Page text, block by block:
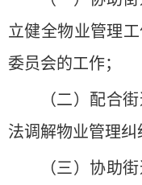
立健全物业管理
委员会的工作；
（二）配合
法调解物业管理纠
（三）协助